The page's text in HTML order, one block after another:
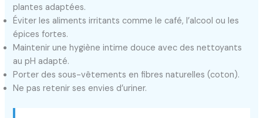
plantes adaptées.
Éviter les aliments irritants comme le café, l’alcool ou les
épices fortes.
Maintenir une hygiène intime douce avec des nettoyants
au pH adapté.
Porter des sous-vêtements en fibres naturelles (coton).
Ne pas retenir ses envies d’uriner.